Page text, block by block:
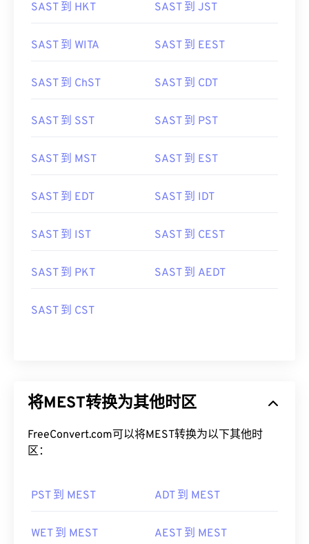
SAST 到 HKT SAST 到 JST
SAST 到 WITA SAST 到 EEST
SAST 到 ChST SAST 到 CDT
SAST 到 SST SAST 到 PST
SAST 到 MST SAST 到 EST
SAST 到 EDT SAST 到 IDT
SAST 到 IST SAST 到 CEST
SAST 到 PKT SAST 到 AEDT
SAST 到 CST
将MEST转换为其他时区
FreeConvert.com可以将MEST转换为以下其他时
区：
PST 到 MEST ADT 到 MEST
WET 到 MEST AEST 到 MEST